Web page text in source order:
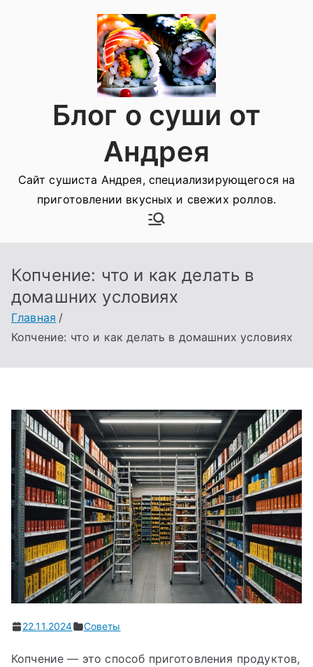
Блог о суши от
Андрея
Сайт сушиста Андрея, специализирующегося на
приготовлении вкусных и свежих роллов.
Копчение: что и как делать в
домашних условиях
Главная
Копчение: что и как делать в домашних условиях
22.11.2024 Советы
Копчение — это способ приготовления продуктов,